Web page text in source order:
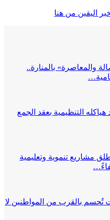
اليقين من هنا
والمعاصرة» بالمنارة..
هياكله التنظيمية بعقد الجمع
مشاريع تنموية وتعليمية
تُحسم بالقرب من المواطنين لا